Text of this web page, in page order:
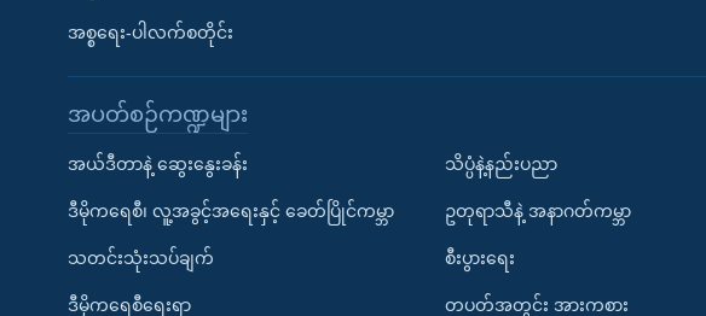
အစ္စရေး-ပါလက်စတိုင်း
အပတ်စဉ်ကဏ္ဍများ
အယ်ဒီတာနဲ့ ဆွေးနွေးခန်း
ဒီမိုကရေစီ၊ လူ့အခွင့်အရေးနှင့် ခေတ်ပြိုင်ကမ္ဘာ
သတင်းသုံးသပ်ချက်
ဒီမိုကရေစီရေးရာ
သိပ္ပံနဲ့နည်းပညာ
ဥတုရာသီနဲ့ အနာဂတ်ကမ္ဘာ
စီးပွားရေး
တပတ်အတွင်း အားကစား